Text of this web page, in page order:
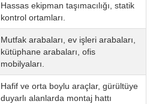
Hassas ekipman taşımacılığı, statik
kontrol ortamları.
Mutfak arabaları, ev işleri arabaları,
kütüphane arabaları, ofis
mobilyaları.
Hafif ve orta boylu araçlar, gürültüye
duyarlı alanlarda montaj hattı